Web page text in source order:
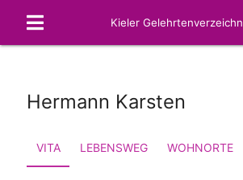
Kieler
Hermann Karsten
VITA LEBENSWEG WOHNORTE